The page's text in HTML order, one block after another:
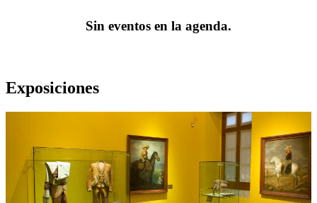
Sin eventos en la agenda.
Exposiciones